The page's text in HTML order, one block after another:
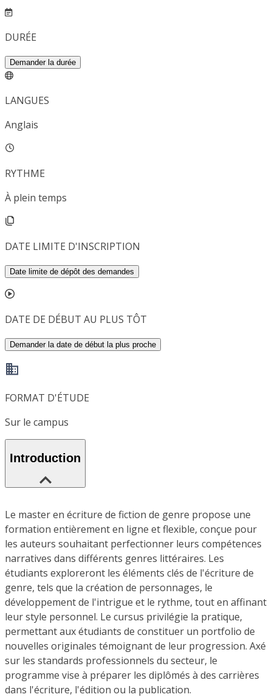
DURÉE
Demander la durée
LANGUES
Anglais
RYTHME
À plein temps
DATE LIMITE D'INSCRIPTION
Date limite de dépôt des demandes
DATE DE DÉBUT AU PLUS TÔT
Demander la date de début la plus proche
FORMAT D'ÉTUDE
Sur le campus
Introduction
Le master en écriture de fiction de genre propose une
formation entièrement en ligne et flexible, conçue pour
les auteurs souhaitant perfectionner leurs compétences
narratives dans différents genres littéraires. Les
étudiants exploreront les éléments clés de l'écriture de
genre, tels que la création de personnages, le
développement de l'intrigue et le rythme, tout en affinant
leur style personnel. Le cursus privilégie la pratique,
permettant aux étudiants de constituer un portfolio de
nouvelles originales témoignant de leur progression. Axé
sur les standards professionnels du secteur, le
programme vise à préparer les diplômés à des carrières
dans l'écriture, l'édition ou la publication.